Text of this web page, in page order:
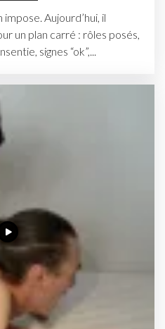
Aujourd’hui, il
un plan carré : rôles posés,
signes “ok”,...